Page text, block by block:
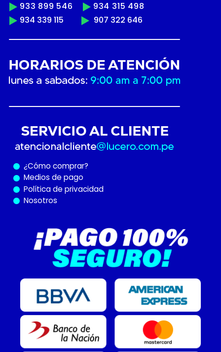
933 899 546
934 315 498
934 339 115
907 322 646
¿Cómo comprar?
Medios de pago
Política de privacidad
Nosotros